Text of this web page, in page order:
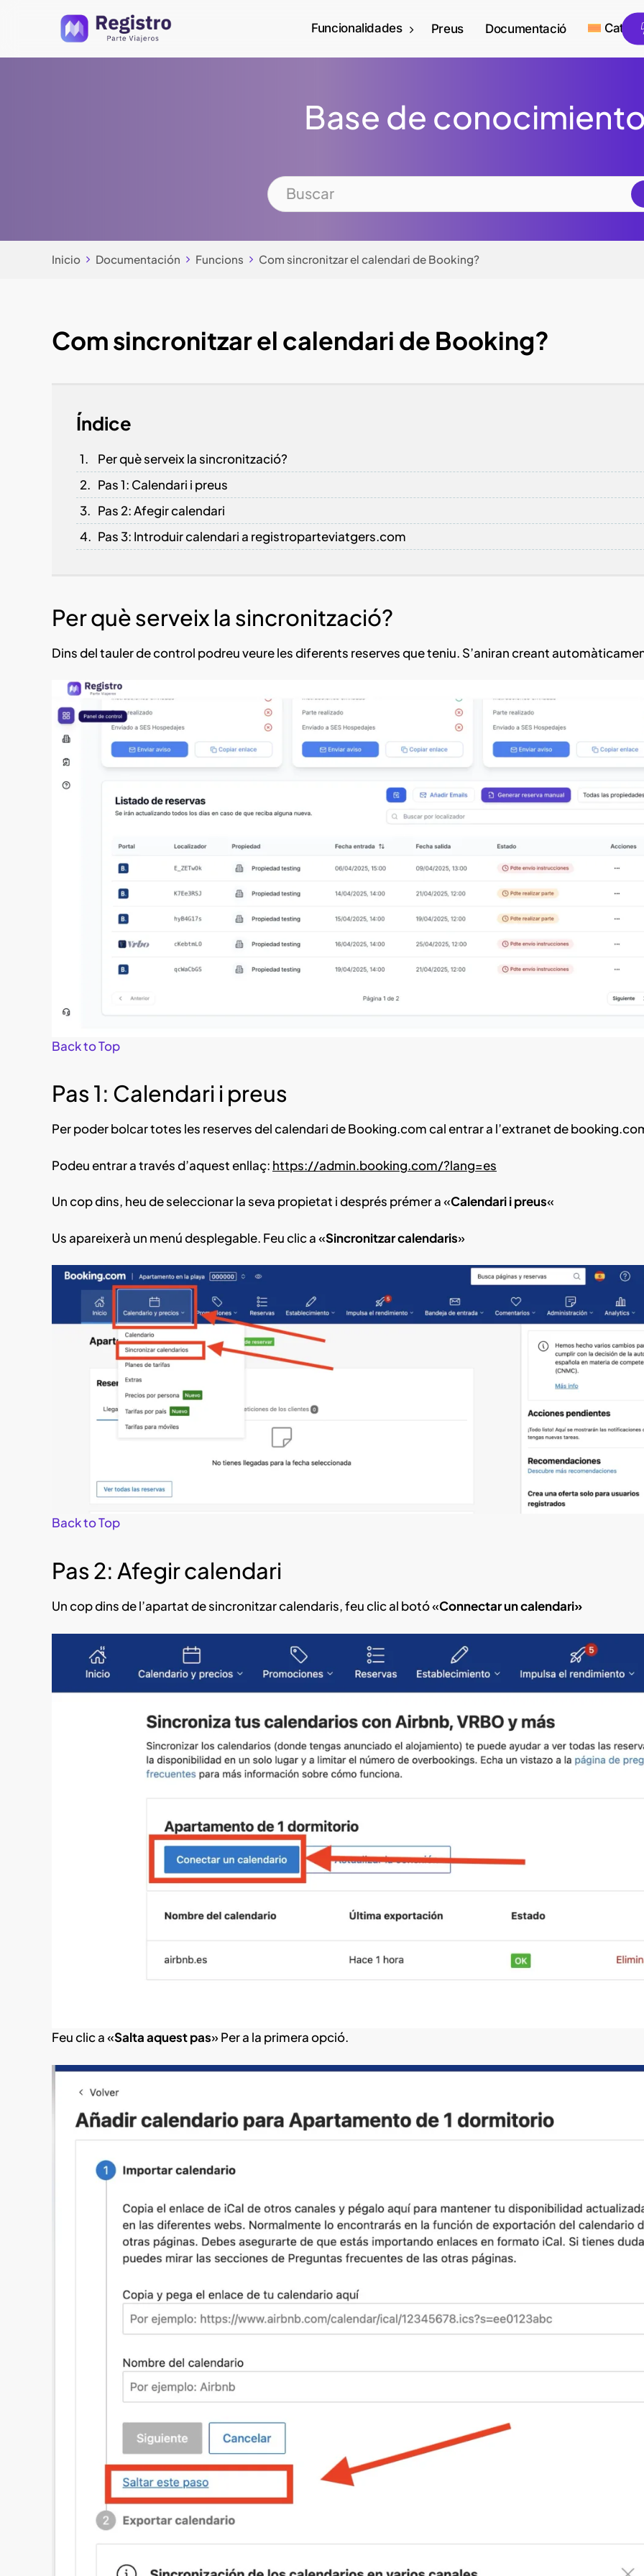
Funcionalidades Preus Documentació Català
Base de
Inicio Documentación Funcions Com sincronitzar el calendari de Booking?
Com sincronitzar el calendari de Booking?
Índice
Per què serveix la sincronització?
Pas 1: Calendari i preus
Pas 2: Afegir calendari
Pas 3: Introduir calendari a registroparteviatgers.com
Per què serveix la sincronització?
Dins del tauler de control podreu veure les diferents reserves que teniu. S’aniran creant
Back to Top
Pas 1: Calendari i preus
Per poder bolcar totes les reserves del calendari de Booking.com cal entrar a l’extranet de
Podeu entrar a través d’aquest enllaç: https://admin.booking.com/?lang=es
Un cop dins, heu de seleccionar la seva propietat i després prémer a «Calendari i preus«
Us apareixerà un menú desplegable. Feu clic a «Sincronitzar calendaris»
Back to Top
Pas 2: Afegir calendari
Un cop dins de l’apartat de sincronitzar calendaris, feu clic al botó «Connectar un calendari»
Feu clic a «Salta aquest pas» Per a la primera opció.